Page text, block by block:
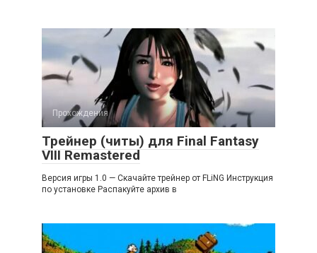
Прохождения
Трейнер (читы) для Final Fantasy
VIII Remastered
Версия игры 1.0 — Скачайте трейнер от FLiNG Инструкция
по установке Распакуйте архив в